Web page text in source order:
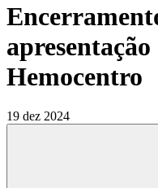
Hemocentro
19 dez 2024